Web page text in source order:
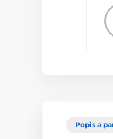
Popis a